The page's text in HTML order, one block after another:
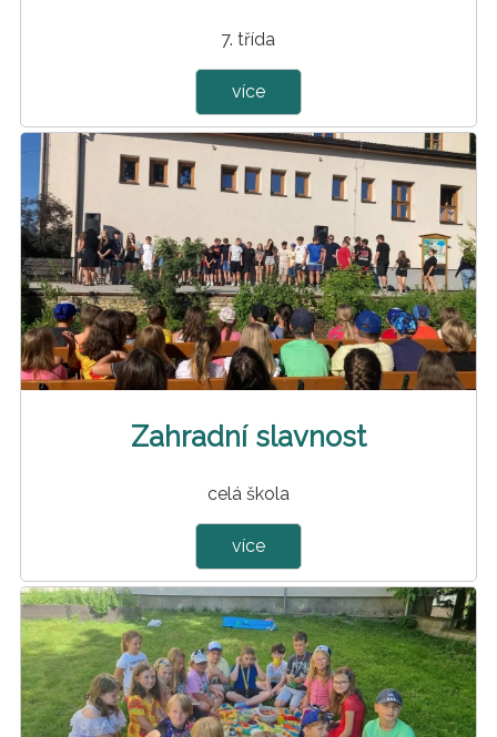
7. třída
více
Zahradní slavnost
celá škola
více